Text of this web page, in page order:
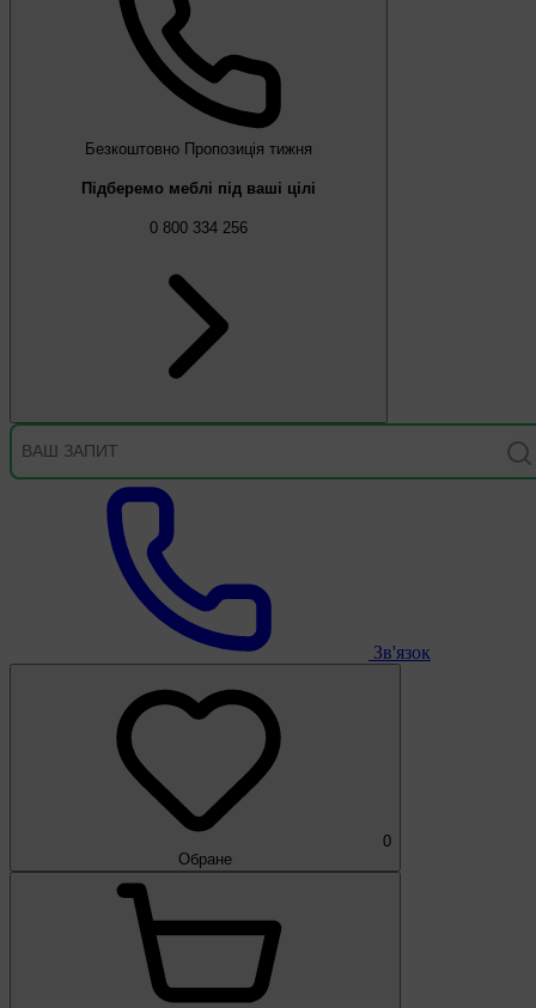
Безкоштовно Пропозиція тижня
Підберемо меблі під ваші цілі
0 800 334 256
Зв'язок
0
Обране